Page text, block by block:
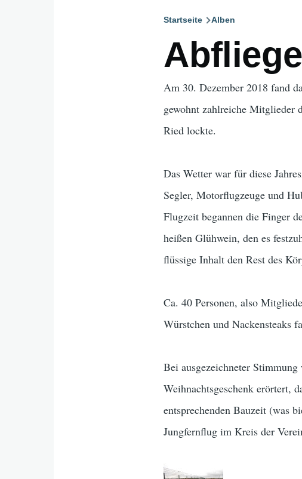
Startseite Alben
Am 30. Dezember 2018 fand
gewohnt zahlreiche Mitglieder
Ried lockte.
Das Wetter war für diese
Segler, Motorflugzeuge und
Flugzeit begannen die Finger
heißen Glühwein, den es
flüssige Inhalt den Rest des
Ca. 40 Personen, also
Würstchen und Nackensteaks
Bei ausgezeichneter
Weihnachtsgeschenk erörtert,
entsprechenden Bauzeit (was
Jungfernflug im Kreis der